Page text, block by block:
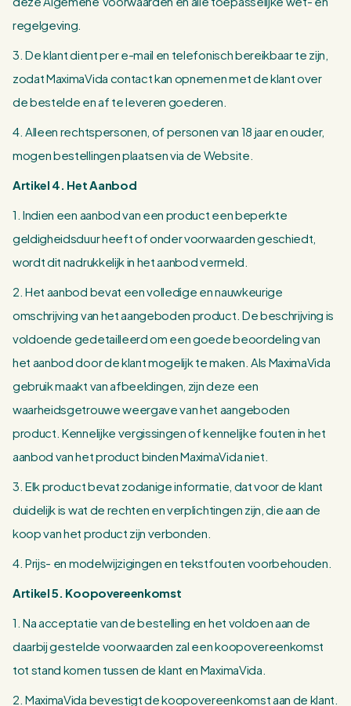
regelgeving.
3. De klant dient per e-mail en telefonisch bereikbaar te zijn,
zodat MaximaVida contact kan opnemen met de klant over
de bestelde en af te leveren goederen.
4. Alleen rechtspersonen, of personen van 18 jaar en ouder,
mogen bestellingen plaatsen via de Website.
Artikel 4. Het Aanbod
1. Indien een aanbod van een product een beperkte
geldigheidsduur heeft of onder voorwaarden geschiedt,
wordt dit nadrukkelijk in het aanbod vermeld.
2. Het aanbod bevat een volledige en nauwkeurige
omschrijving van het aangeboden product. De beschrijving is
voldoende gedetailleerd om een goede beoordeling van
het aanbod door de klant mogelijk te maken. Als MaximaVida
gebruik maakt van afbeeldingen, zijn deze een
waarheidsgetrouwe weergave van het aangeboden
product. Kennelijke vergissingen of kennelijke fouten in het
aanbod van het product binden MaximaVida niet.
3. Elk product bevat zodanige informatie, dat voor de klant
duidelijk is wat de rechten en verplichtingen zijn, die aan de
koop van het product zijn verbonden.
4. Prijs- en modelwijzigingen en tekstfouten voorbehouden.
Artikel 5. Koopovereenkomst
1. Na acceptatie van de bestelling en het voldoen aan de
daarbij gestelde voorwaarden zal een koopovereenkomst
tot stand komen tussen de klant en MaximaVida.
2. MaximaVida bevestigt de koopovereenkomst aan de klant.